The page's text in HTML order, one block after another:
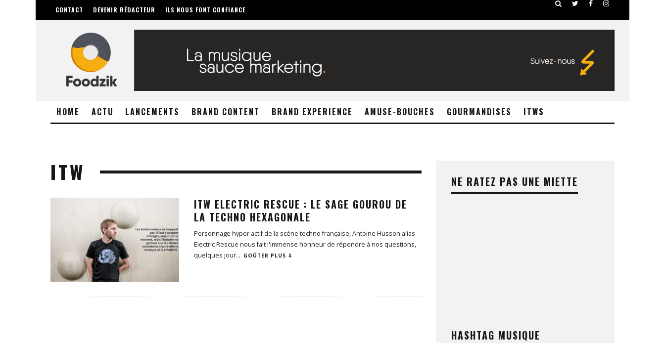
CONTACT DEVENIR RÉDACTEUR ILS NOUS FONT CONFIANCE
HOME ACTU LANCEMENTS BRAND CONTENT BRAND EXPERIENCE AMUSE-BOUCHES GOURMANDISES ITWS
ITW
ITW ELECTRIC RESCUE : LE SAGE GOUROU DE
LA TECHNO HEXAGONALE
Personnage hyper actif de la scène techno française, Antoine Husson alias
Electric Rescue nous fait l'immense honneur de répondre à nos questions,
quelques jour... GOÛTER PLUS ⇩
NE RATEZ PAS UNE MIETTE
HASHTAG MUSIQUE